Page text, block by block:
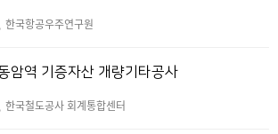
한국항공우주연구원
암역 기증자산 개량기타공사
한국철도공사 회계통합센터